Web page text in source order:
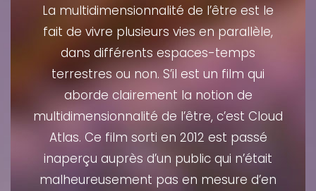
La multidimensionnalité de l’être est le
fait de vivre plusieurs vies en parallèle,
dans différents espaces-temps
terrestres ou non. S’il est un film qui
aborde clairement la notion de
multidimensionnalité de l’être, c’est Cloud
Atlas. Ce film sorti en 2012 est passé
inaperçu auprès d’un public qui n’était
malheureusement pas en mesure d’en